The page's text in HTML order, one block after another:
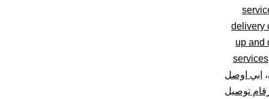
delivery
up and
services
، ابي اوصل
توصيل